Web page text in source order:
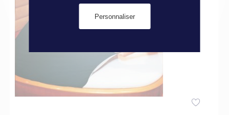
Personnaliser